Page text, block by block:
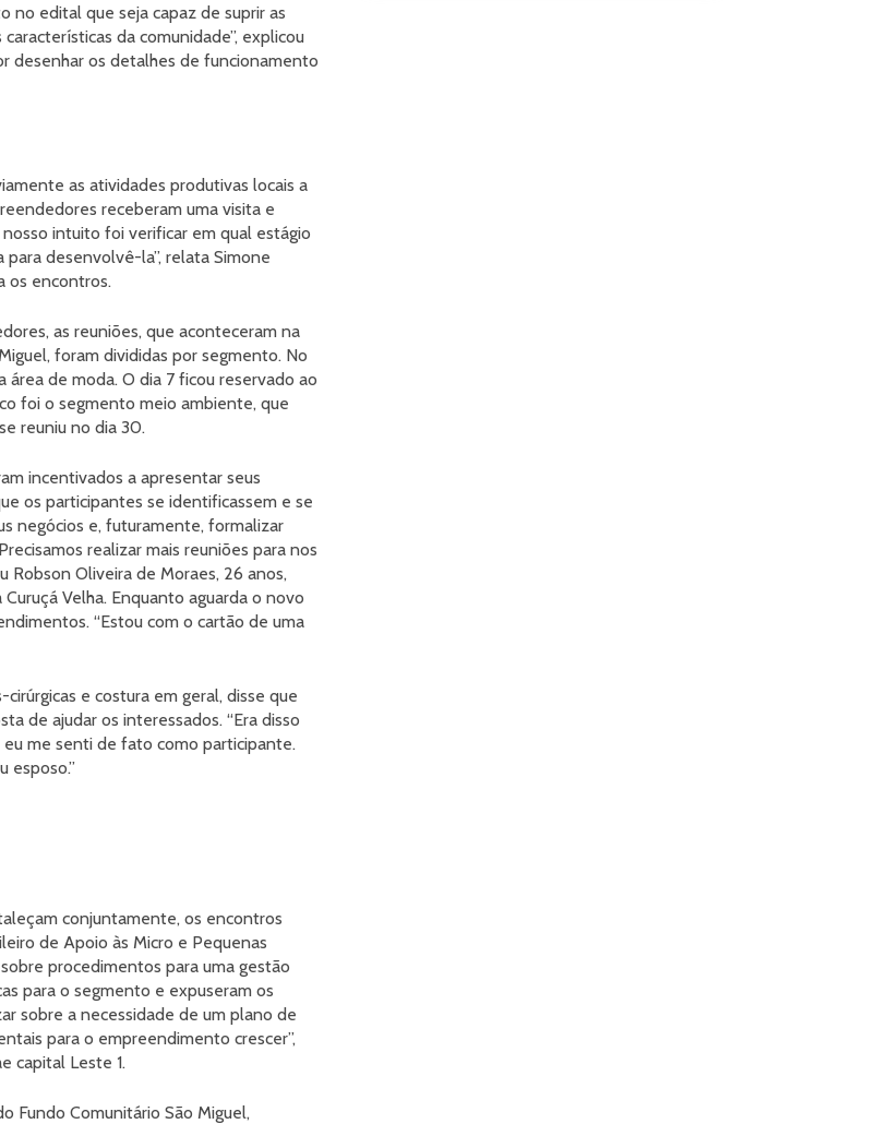
no edital que seja capaz de suprir as
da comunidade”, explicou
desenhar os detalhes de funcionamento
as atividades produtivas locais a
receberam uma visita e
intuito foi verificar em qual estágio
para desenvolvê-la”, relata Simone
os encontros.
as reuniões, que aconteceram na
foram divididas por segmento. No
de moda. O dia 7 ficou reservado ao
foi o segmento meio ambiente, que
reuniu no dia 30.
incentivados a apresentar seus
os participantes se identificassem e se
negócios e, futuramente, formalizar
realizar mais reuniões para nos
Robson Oliveira de Moraes, 26 anos,
Velha. Enquanto aguarda o novo
“Estou com o cartão de uma
e costura em geral, disse que
de ajudar os interessados. “Era disso
me senti de fato como participante.
esposo.”
conjuntamente, os encontros
de Apoio às Micro e Pequenas
procedimentos para uma gestão
para o segmento e expuseram os
sobre a necessidade de um plano de
para o empreendimento crescer”,
capital Leste 1.
Fundo Comunitário São Miguel,